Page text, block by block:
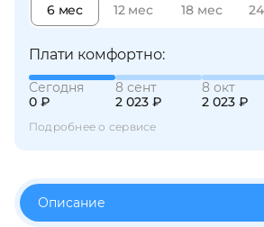
6 мес 12 мес 18 мес
Плати комфортно:
Сегодня
0 ₽
8 сент
2 023 ₽
8 окт
2 023 ₽
Подробнее о сервисе
Описание